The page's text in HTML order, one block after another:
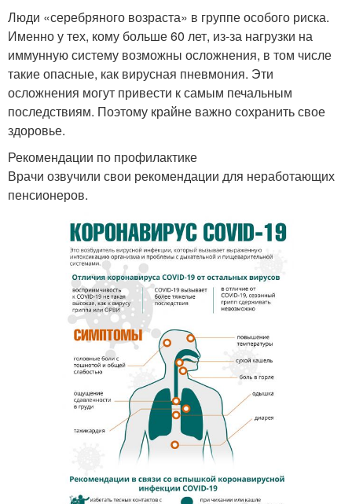
Люди «серебряного возраста» в группе особого риска.
Именно у тех, кому больше 60 лет, из-за нагрузки на
иммунную систему возможны осложнения, в том числе
такие опасные, как вирусная пневмония. Эти
осложнения могут привести к самым печальным
последствиям. Поэтому крайне важно сохранить свое
здоровье.
Рекомендации по профилактике
Врачи озвучили свои рекомендации для неработающих
пенсионеров.